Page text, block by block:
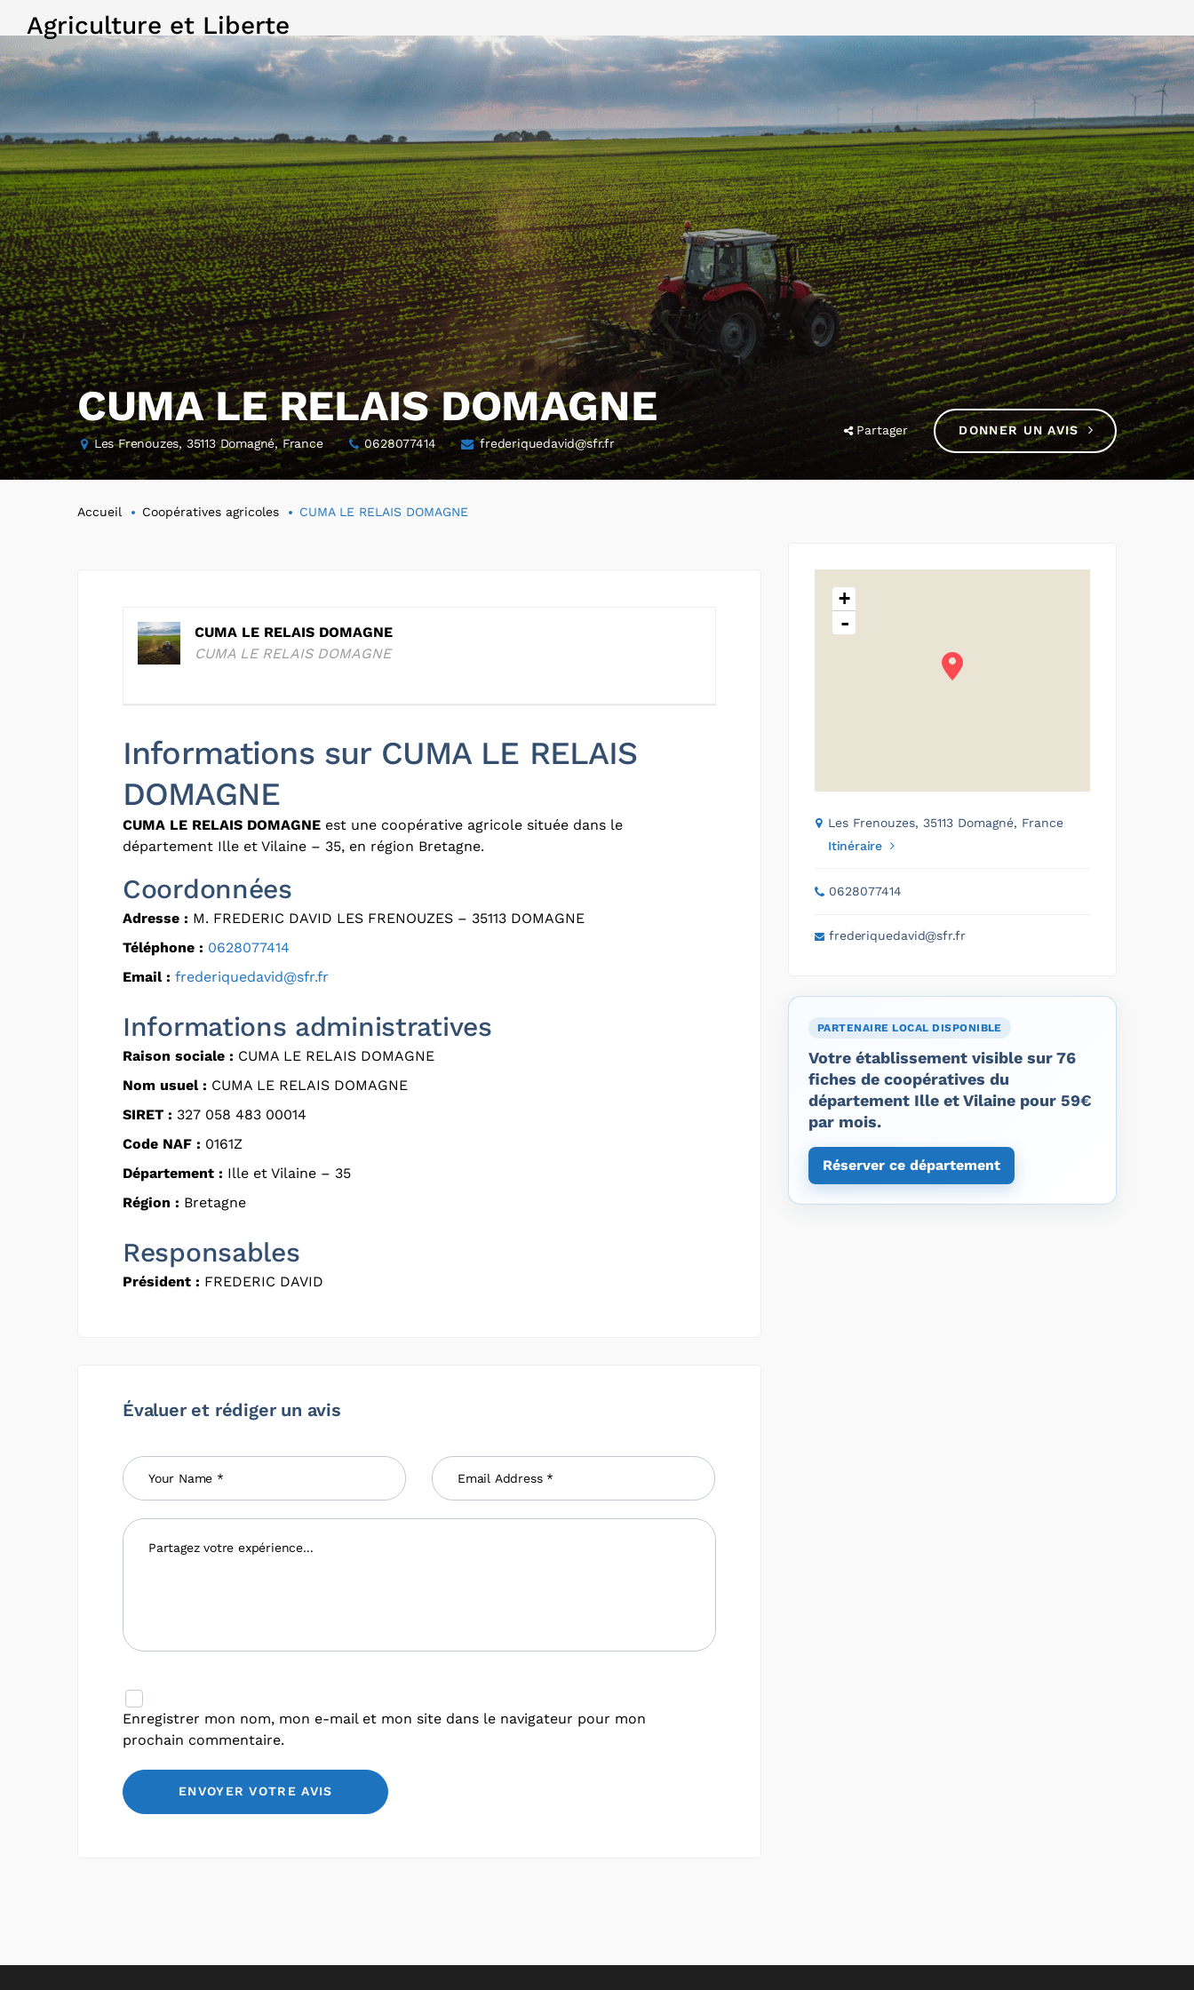
Agriculture et Liberte
CUMA LE RELAIS DOMAGNE
Les Frenouzes, 35113 Domagné, France 0628077414 frederiquedavid@sfr.fr
Partager DONNER UN AVIS
Accueil Coopératives agricoles CUMA LE RELAIS DOMAGNE
CUMA LE RELAIS DOMAGNE
CUMA LE RELAIS DOMAGNE
Informations sur CUMA LE RELAIS
DOMAGNE
CUMA LE RELAIS DOMAGNE est une coopérative agricole située dans le
département Ille et Vilaine – 35, en région Bretagne.
Coordonnées
Adresse : M. FREDERIC DAVID LES FRENOUZES – 35113 DOMAGNE
Téléphone : 0628077414
Email : frederiquedavid@sfr.fr
Informations administratives
Raison sociale : CUMA LE RELAIS DOMAGNE
Nom usuel : CUMA LE RELAIS DOMAGNE
SIRET : 327 058 483 00014
Code NAF : 0161Z
Département : Ille et Vilaine – 35
Région : Bretagne
Responsables
Président : FREDERIC DAVID
Évaluer et rédiger un avis
Enregistrer mon nom, mon e-mail et mon site dans le navigateur pour mon
prochain commentaire.
+
-
Les Frenouzes, 35113 Domagné, France
Itinéraire
0628077414
frederiquedavid@sfr.fr
PARTENAIRE LOCAL DISPONIBLE
Votre établissement visible sur 76
fiches de coopératives du
département Ille et Vilaine pour 59€
par mois.
Réserver ce département